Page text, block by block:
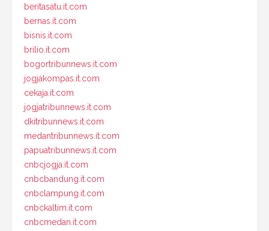
beritasatu.it.com
bernas.it.com
bisnis.it.com
brilio.it.com
bogortribunnews.it.com
jogjakompas.it.com
cekaja.it.com
jogjatribunnews.it.com
dkitribunnews.it.com
medantribunnews.it.com
papuatribunnews.it.com
cnbcjogja.it.com
cnbcbandung.it.com
cnbclampung.it.com
cnbckaltim.it.com
cnbcmedan.it.com